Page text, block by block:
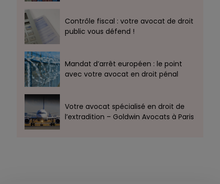
Contrôle fiscal : votre avocat de droit
public vous défend !
Mandat d’arrêt européen : le point
avec votre avocat en droit pénal
Votre avocat spécialisé en droit de
l’extradition – Goldwin Avocats à Paris